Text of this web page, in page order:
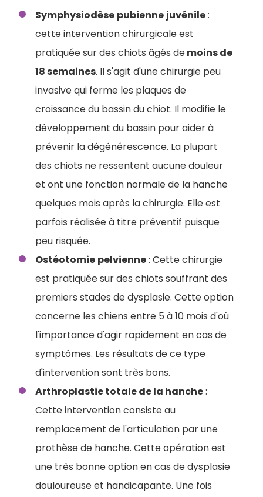
Symphysiodèse pubienne juvénile:
cette intervention chirurgicale est
pratiquée sur des chiots âgés demoins de
18 semaines. Il s'agit d'une chirurgie peu
invasive qui ferme les plaques de
croissance du bassin du chiot. Il modifie le
développement du bassin pour aider à
prévenir la dégénérescence. La plupart
des chiots ne ressentent aucune douleur
et ont une fonction normale de la hanche
quelques mois après la chirurgie. Elle est
parfois réalisée à titre préventif puisque
peu risquée.
Ostéotomie pelvienne: Cette chirurgie
est pratiquée sur des chiots souffrant des
premiers stades de dysplasie. Cette option
concerne les chiens entre 5 à 10 mois d'où
l'importance d'agir rapidement en cas de
symptômes. Les résultats de ce type
d'intervention sont très bons.
Arthroplastie totale de la hanche:
Cette intervention consiste au
remplacement de l'articulation par une
prothèse de hanche. Cette opération est
une très bonne option en cas de dysplasie
douloureuse et handicapante. Une fois